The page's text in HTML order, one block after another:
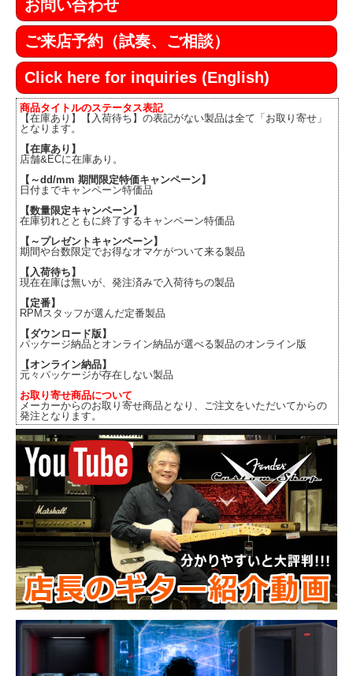
お問い合わせ
ご来店予約（試奏、ご相談）
Click here for inquiries (English)
商品タイトルのステータス表記
【在庫あり】【入荷待ち】の表記がない製品は全て「お取り寄せ」
となります。
【在庫あり】
店舗&ECに在庫あり。
【～dd/mm 期間限定特価キャンペーン】
日付までキャンペーン特価品
【数量限定キャンペーン】
在庫切れとともに終了するキャンペーン特価品
【～プレゼントキャンペーン】
期間や台数限定でお得なオマケがついて来る製品
【入荷待ち】
現在在庫は無いが、発注済みで入荷待ちの製品
【定番】
RPMスタッフが選んだ定番製品
【ダウンロード版】
パッケージ納品とオンライン納品が選べる製品のオンライン版
【オンライン納品】
元々パッケージが存在しない製品
お取り寄せ商品について
メーカーからのお取り寄せ商品となり、ご注文をいただいてからの
発注となります。